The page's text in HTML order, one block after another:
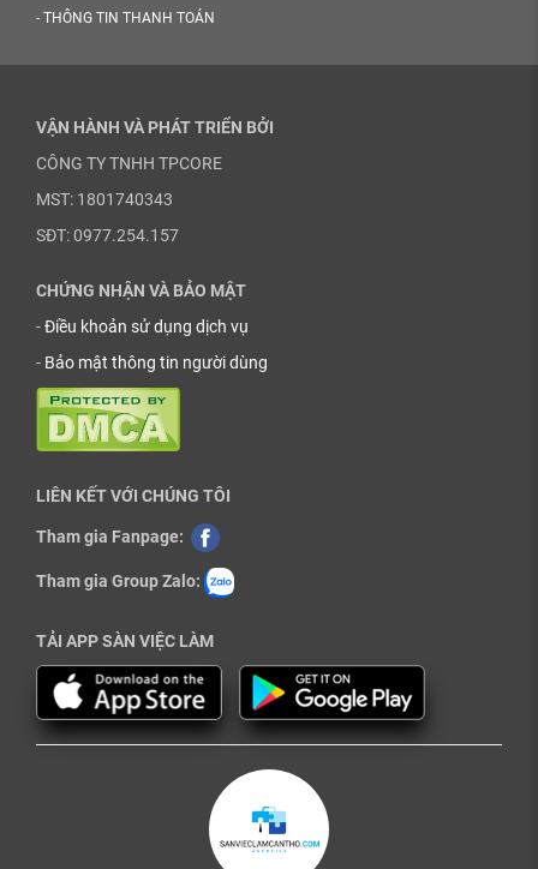
- THÔNG TIN THANH TOÁN
VẬN HÀNH VÀ PHÁT TRIỂN BỞI
CÔNG TY TNHH TPCORE
MST: 1801740343
SĐT: 0977.254.157
CHỨNG NHẬN VÀ BẢO MẬT
-Điều khoản sử dụng dịch vụ
- Bảo mật thông tin người dùng
LIÊN KẾT VỚI CHÚNG TÔI
Tham gia Fanpage:
Tham gia Group Zalo:
TẢI APP SÀN VIỆC LÀM